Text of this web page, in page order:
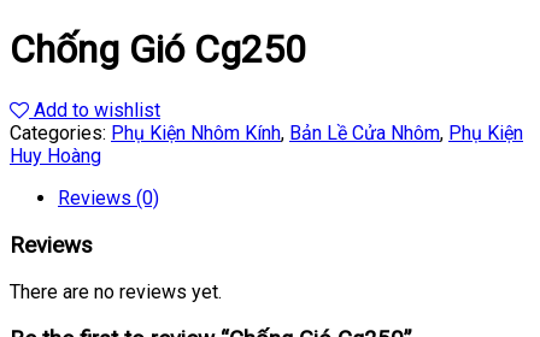
Chống Gió Cg250
Add to wishlist
Categories: Phụ Kiện Nhôm Kính, Bản Lề Cửa Nhôm, Phụ Kiện
Huy Hoàng
Reviews (0)
Reviews
There are no reviews yet.